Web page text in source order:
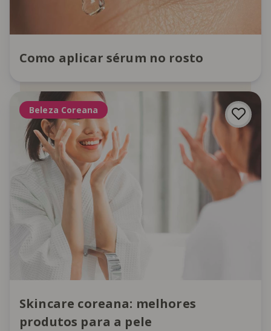
Como aplicar sérum no rosto
Beleza Coreana
Skincare coreana: melhores
produtos para a pele